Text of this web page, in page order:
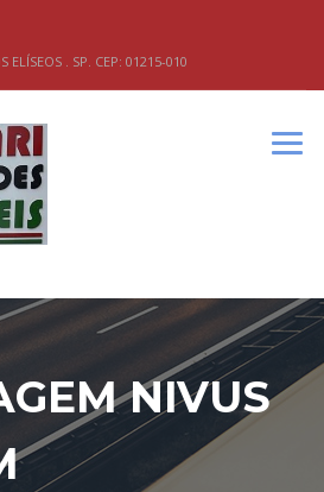
ELÍSEOS . SP. CEP: 01215-010
NIVUS